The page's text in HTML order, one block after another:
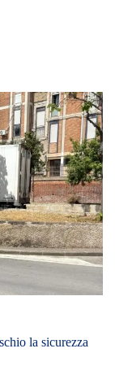
la sicurezza